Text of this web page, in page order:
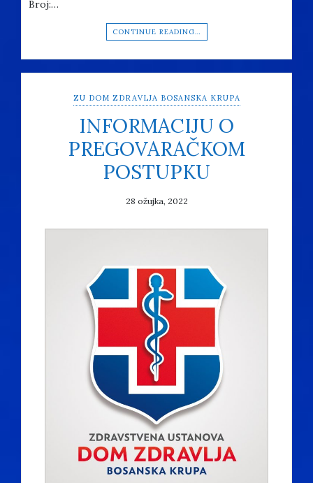
Broj:…
CONTINUE READING…
ZU DOM ZDRAVLJA BOSANSKA KRUPA
INFORMACIJU O
PREGOVARAČKOM
POSTUPKU
28 ožujka, 2022